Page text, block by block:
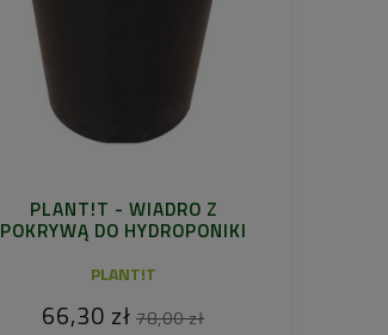
PLANT!T - WIADRO Z
POKRYWĄ DO HYDROPONIKI
PLANT!T
66,30 zł 78,00 zł